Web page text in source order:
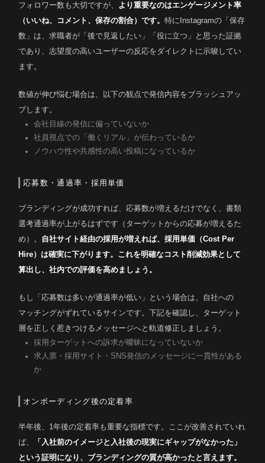
フォロワー数も大切ですが、 より重要なのはエンゲージメント率
（いいね、コメント、保存の割合）です。特にInstagramの「保存
数」は、求職者が「後で見返したい」「役に立つ」と思った証拠
であり、志望度の高いユーザーの反応をダイレクトに示唆してい
ます。
数値が伸び悩む場合は、以下の観点で発信内容をブラッシュアッ
プします。
会社目線の発信に偏っていないか
社員視点での「働くリアル」が伝わっているか
ノウハウ性や共感性の高い投稿になっているか
応募数・通過率・採用単価
ブランディングが成功すれば、応募数が増えるだけでなく、書類
選考通過率が上がるはずです（ターゲットからの応募が増えるた
め）。
自社サイト経由の採用が増えれば、採用単価（Cost Per
Hire）は確実に下がります。これを明確なコスト削減効果として
算出し、社内での評価を高めましょう。
もし「応募数は多いが通過率が低い」という場合は、自社への
マッチングがずれているサインです。下記を確認し、ターゲット
層を正しく惹きつけるメッセージへと軌道修正しましょう。
採用ターゲットへの訴求が曖昧になっていないか
求人票・採用サイト・SNS発信のメッセージに一貫性がある
か
オンボーディング後の定着率
半年後、1年後の定着率も重要な指標です。ここが改善されていれ
ば、
「入社前のイメージと入社後の現実にギャップがなかった」
という証明になり、ブランディングの質が高かったと言えます。